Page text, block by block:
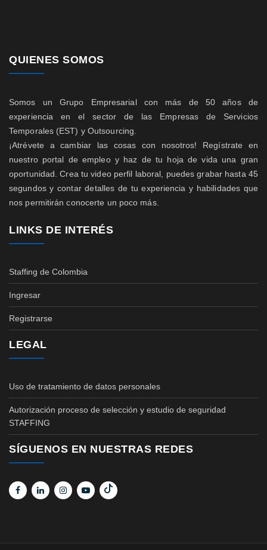
QUIENES SOMOS
Somos un Grupo Empresarial con más de 50 años de
experiencia en el sector de las Empresas de Servicios
Temporales (EST) y Outsourcing.
¡Atrévete a cambiar las cosas con nosotros! Regístrate en
nuestro portal de empleo y haz de tu hoja de vida una gran
oportunidad. Crea tu video perfil laboral, puedes grabar hasta 45
segundos y contar detalles de tu experiencia y habilidades que
nos permitirán conocerte un poco más.
LINKS DE INTERÉS
Staffing de Colombia
Ingresar
Registrarse
LEGAL
Uso de tratamiento de datos personales
Autorización proceso de selección y estudio de seguridad
STAFFING
SÍGUENOS EN NUESTRAS REDES